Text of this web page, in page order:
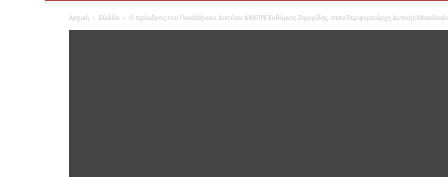
Αρχική Ελλάδα Ο πρόεδρος του Πανελλήνιου Δικτύου ΔΙΚΕΠΡΕ Ευθύμιος Ζιγγιρίδης στον Περιφερειάρχη Δυτικής